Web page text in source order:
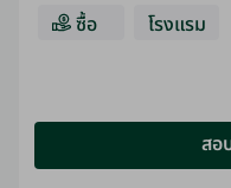
ซื้อ
โรงแรม
สอ